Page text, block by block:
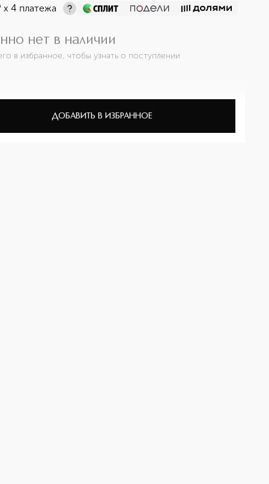
х 4 платежа
нет в наличии
в избранное, чтобы узнать о поступлении
ДОБАВИТЬ В ИЗБРАННОЕ